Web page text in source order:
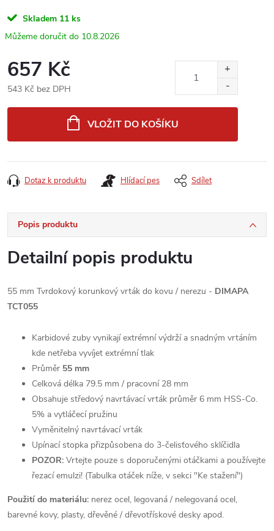
Skladem 11 ks
10.8.2026
657 Kč
543 Kč bez DPH
VLOŽIT DO KOŠÍKU
Dotaz k produktu Hlídací pes Sdílet
Popis produktu
Detailní popis produktu
55 mm Tvrdokový korunkový vrták do kovu / nerezu - DIMAPA
TCT055
Karbidové zuby vynikají extrémní výdrží a snadným vrtáním
kde netřeba vyvíjet extrémní tlak
Průměr 55 mm
Celková délka 79.5 mm / pracovní 28 mm
Obsahuje středový navrtávací vrták průměr 6 mm HSS-Co.
5% a vytláčecí pružinu
Vyměnitelný navrtávací vrták
Upínací stopka přizpůsobena do 3-čelisťového sklíčidla
POZOR: Vrtejte pouze s doporučenými otáčkami a používejte
řezací emulzi! (Tabulka otáček níže, v sekci "Ke stažení")
Použití do materiálu: nerez ocel, legovaná / nelegovaná ocel,
barevné kovy, plasty, dřevěné / dřevotřískové desky apod.